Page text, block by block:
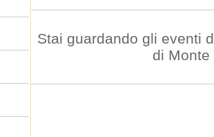
Stai guardando gli eventi
di Monte